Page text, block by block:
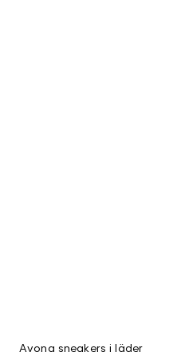
Avona sneakers i läder